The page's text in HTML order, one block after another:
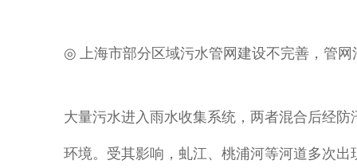
◎ 上海市部分区域污水管网建设不完善，管
大量污水进入雨水收集系统，两者混合后经防
环境。受其影响，虬江、桃浦河等河道多次出